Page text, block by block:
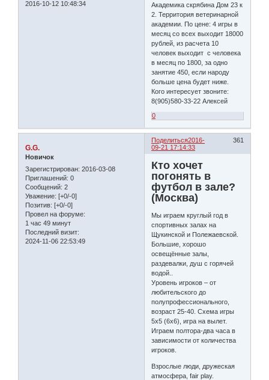
2016-10-12 10:48:34
Академика скрябина Дом 23 к
2. Территория ветеринарной
академии. По цене: 4 игры в
месяц со всех выходит 18000
рублей, из расчета 10
человек выходит с человека
в месяц по 1800, за одно
занятие 450, если народу
больше цена будет ниже.
Кого интересует звоните:
8(905)580-33-22 Алексей
0
Поделиться 361
2016-
09-21 17:14:33
G.G.
Новичок
Зарегистрирован: 2016-03-08
Приглашений: 0
Сообщений: 2
Уважение: [+0/-0]
Позитив: [+0/-0]
Провел на форуме:
1 час 49 минут
Последний визит:
2024-11-06 22:53:49
Кто хочет
погонять в
футбол в зале?
(Москва)
Мы играем круглый год в
спортивных залах на
Щукинской и Полежаевской.
Большие, хорошо
освещённые залы,
раздевалки, душ с горячей
водой..
Уровень игроков – от
любительского до
полупрофессионального,
возраст 25-40. Схема игры
5х5 (6х6), игра на вылет.
Играем полтора-два часа в
зависимости от количества
игроков.
Взрослые люди, дружеская
атмосфера, fair play.